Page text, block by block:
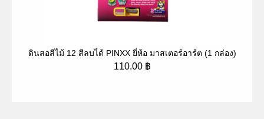
ดินสอสีไม้ 12 สีลบได้ PINXX ยี่ห้อ มาสเตอร์อาร์ต (1 กล่อง)
110.00 ฿